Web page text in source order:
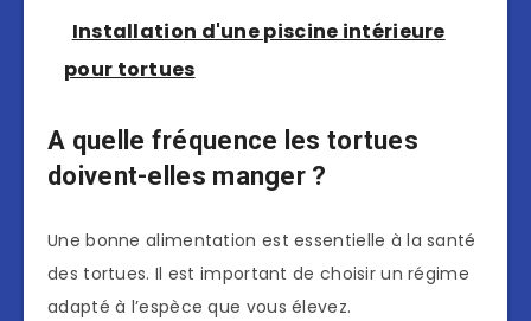
Installation d'une piscine intérieure
pour tortues
A quelle fréquence les tortues
doivent-elles manger ?
Une bonne alimentation est essentielle à la santé
des tortues. Il est important de choisir un régime
adapté à l’espèce que vous élevez.